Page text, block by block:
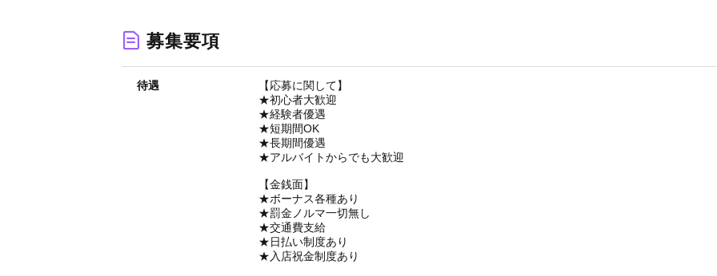
募集要項
待遇
【応募に関して】
★初心者大歓迎
★経験者優遇
★短期間OK
★長期間優遇
★アルバイトからでも大歓迎
【金銭面】
★ボーナス各種あり
★罰金ノルマ一切無し
★交通費支給
★日払い制度あり
★入店祝金制度あり